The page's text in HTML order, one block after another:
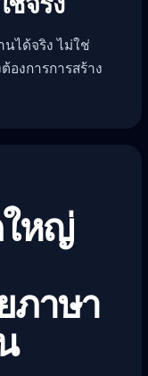
ได้จริง ไม่ใช่
งการการสร้าง
หญ่
ภาษา